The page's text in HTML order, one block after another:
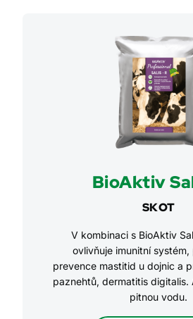
BioAktiv
SKOT
V kombinaci s BioAktiv
ovlivňuje imunitní systém,
prevence mastitid u dojnic a
paznehtů, dermatitis digitalis.
pitnou vodu.